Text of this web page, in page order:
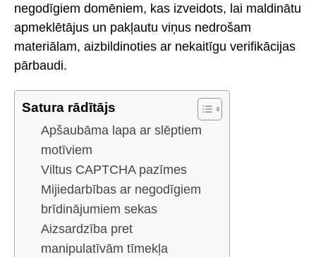
negodīgiem domēniem, kas izveidots, lai maldinātu
apmeklētājus un pakļautu viņus nedrošam
materiālam, aizbildinoties ar nekaitīgu verifikācijas
pārbaudi.
Satura rādītājs
Apšaubāma lapa ar slēptiem
motīviem
Viltus CAPTCHA pazīmes
Mijiedarbības ar negodīgiem
brīdinājumiem sekas
Aizsardzība pret
manipulatīvām tīmekļa